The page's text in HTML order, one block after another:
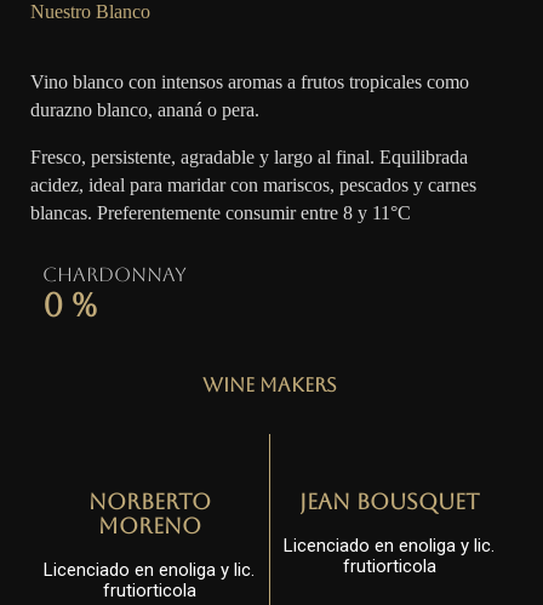
Nuestro Blanco
Vino blanco con intensos aromas a frutos tropicales como
durazno blanco, ananá o pera.
Fresco, persistente, agradable y largo al final. Equilibrada
acidez, ideal para maridar con mariscos, pescados y carnes
blancas. Preferentemente consumir entre 8 y 11°C
Chardonnay
0 %
Wine Makers
Norberto
Moreno
Licenciado en enoliga y lic.
frutiorticola
Jean Bousquet
Licenciado en enoliga y lic.
frutiorticola